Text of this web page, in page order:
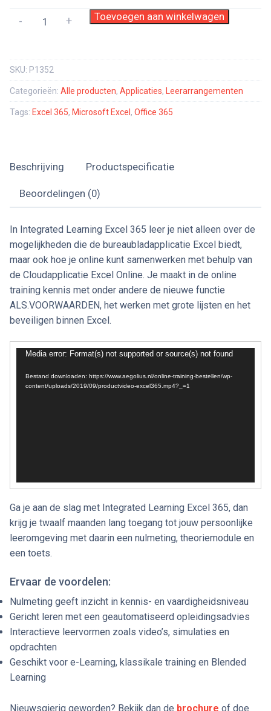
Integrated
365
aantal
- + Toevoegen aan winkelwagen
SKU: P1352
Categorieën: Alle producten, Applicaties, Leerarrangementen
Tags: Excel 365, Microsoft Excel , Office 365
Beschrijving Productspecificatie
Beoordelingen (0)
In Integrated Learning Excel 365 leer je niet alleen over de
mogelijkheden die de bureaubladapplicatie Excel biedt,
maar ook hoe je online kunt samenwerken met behulp van
de Cloudapplicatie Excel Online. Je maakt in de online
training kennis met onder andere de nieuwe functie
ALS.VOORWAARDEN, het werken met grote lijsten en het
beveiligen binnen Excel.
Videospeler
Media error: Format(s) not supported or source(s) not found
Bestand downloaden: https://www.aegolius.nl/online-training-bestellen/wp-
content/uploads/2019/09/productvideo-excel365.mp4?_=1
Ga je aan de slag met Integrated Learning Excel 365, dan
krijg je twaalf maanden lang toegang tot jouw persoonlijke
leeromgeving met daarin een nulmeting, theoriemodule en
een toets.
Ervaar de voordelen:
Nulmeting geeft inzicht in kennis- en vaardigheidsniveau
Gericht leren met een geautomatiseerd opleidingsadvies
Interactieve leervormen zoals video’s, simulaties en
opdrachten
Geschikt voor e-Learning, klassikale training en Blended
Learning
Nieuwsgierig geworden? Bekijk dan de brochure of doe